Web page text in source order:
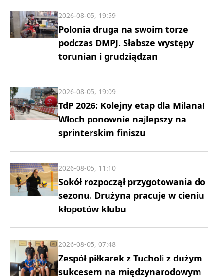
Polonia druga na swoim torze
podczas DMPJ. Słabsze występy
torunian i grudziądzan
2026-08-05, 19:59
TdP 2026: Kolejny etap dla Milana!
Włoch ponownie najlepszy na
sprinterskim finiszu
2026-08-05, 19:09
Sokół rozpoczął przygotowania do
sezonu. Drużyna pracuje w cieniu
kłopotów klubu
2026-08-05, 11:10
Zespół piłkarek z Tucholi z dużym
sukcesem na międzynarodowym
2026-08-05, 07:48